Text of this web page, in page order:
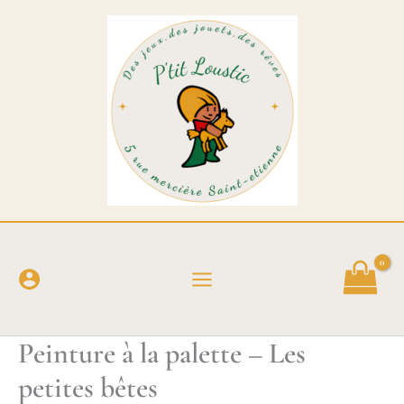
Peinture à la palette – Les
petites bêtes